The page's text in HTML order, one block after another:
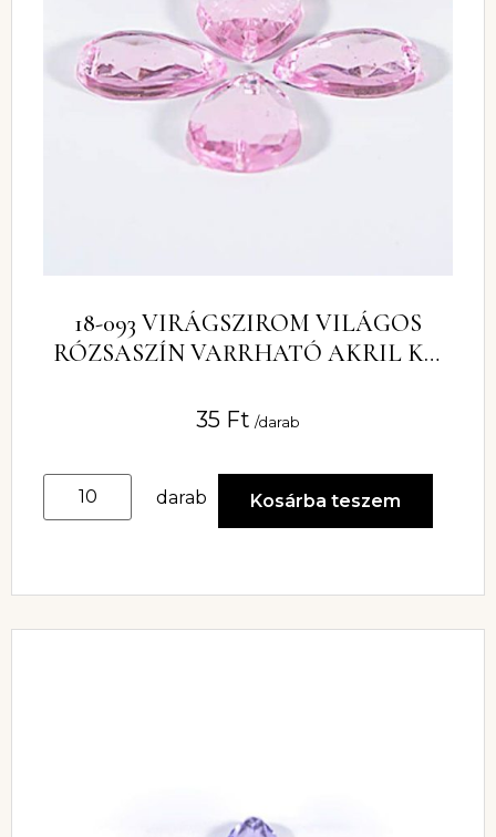
18-093 VIRÁGSZIROM VILÁGOS
RÓZSASZÍN VARRHATÓ AKRIL KŐ
35 Ft /darab
darab Kosárba teszem